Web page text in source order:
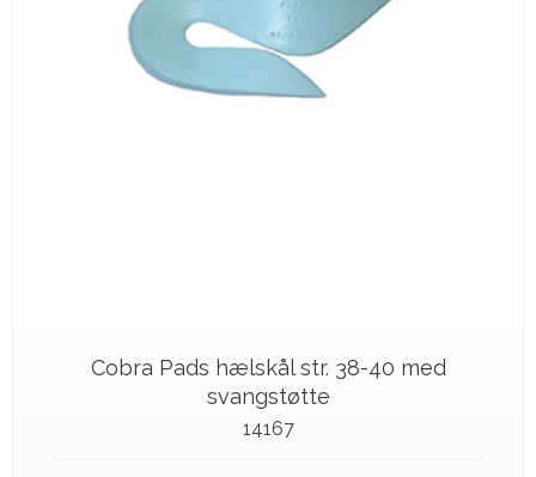
Cobra Pads hælskål str. 38-40 med
svangstøtte
14167